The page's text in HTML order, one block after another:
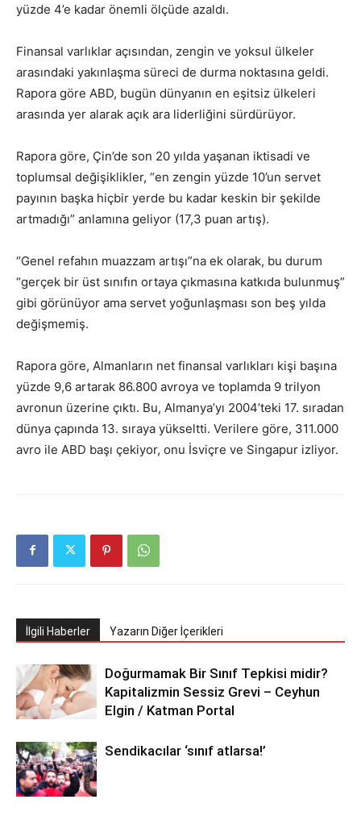
yüzde 4’e kadar önemli ölçüde azaldı.
Finansal varlıklar açısından, zengin ve yoksul ülkeler
arasındaki yakınlaşma süreci de durma noktasına geldi.
Rapora göre ABD, bugün dünyanın en eşitsiz ülkeleri
arasında yer alarak açık ara liderliğini sürdürüyor.
Rapora göre, Çin’de son 20 yılda yaşanan iktisadi ve
toplumsal değişiklikler, “en zengin yüzde 10’un servet
payının başka hiçbir yerde bu kadar keskin bir şekilde
artmadığı” anlamına geliyor (17,3 puan artış).
“Genel refahın muazzam artışı”na ek olarak, bu durum
“gerçek bir üst sınıfın ortaya çıkmasına katkıda bulunmuş”
gibi görünüyor ama servet yoğunlaşması son beş yılda
değişmemiş.
Rapora göre, Almanların net finansal varlıkları kişi başına
yüzde 9,6 artarak 86.800 avroya ve toplamda 9 trilyon
avronun üzerine çıktı. Bu, Almanya’yı 2004’teki 17. sıradan
dünya çapında 13. sıraya yükseltti. Verilere göre, 311.000
avro ile ABD başı çekiyor, onu İsviçre ve Singapur izliyor.
İlgili Haberler Yazarın Diğer İçerikleri
Doğurmamak Bir Sınıf Tepkisi midir?
Kapitalizmin Sessiz Grevi – Ceyhun
Elgin / Katman Portal
Sendikacılar ‘sınıf atlarsa!’